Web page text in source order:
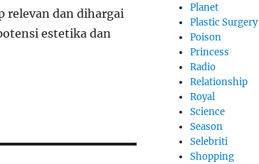
relevan dan dihargai
estetika dan
Planet
Plastic Surgery
Poison
Princess
Radio
Relationship
Royal
Science
Season
Selebriti
Shopping